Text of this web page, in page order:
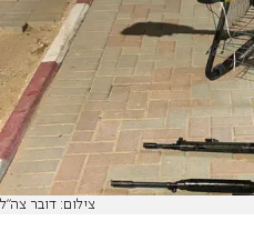
צילום: דובר צה"ל